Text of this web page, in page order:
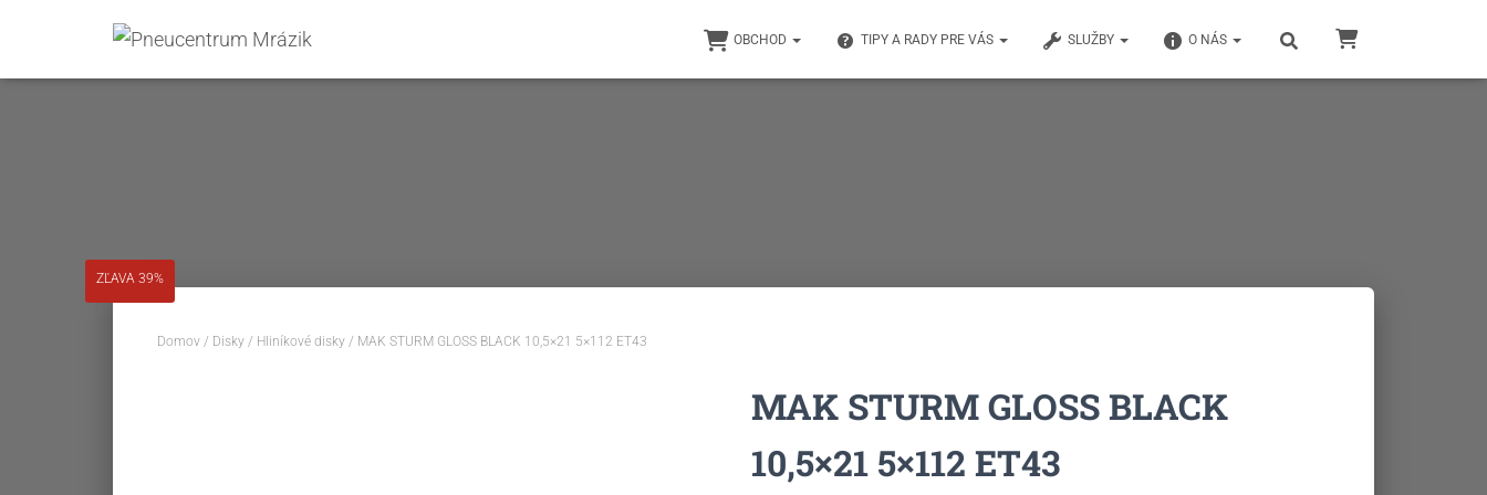
OBCHOD TIPY A RADY PRE VÁS SLUŽBY O NÁS
Domov / Disky / Hliníkové disky / MAK STURM GLOSS BLACK 10,5×21 5×112 ET43
ZĽAVA 39%
MAK STURM GLOSS BLACK
10,5×21 5×112 ET43